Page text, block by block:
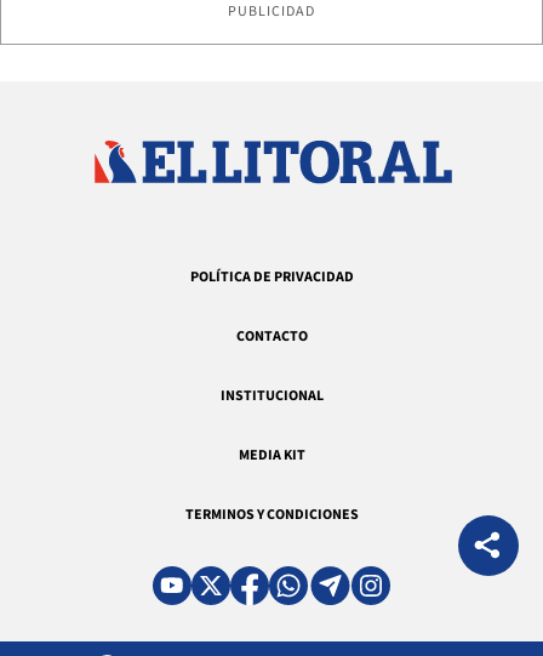
PUBLICIDAD
POLÍTICA DE PRIVACIDAD
CONTACTO
INSTITUCIONAL
MEDIA KIT
TERMINOS Y CONDICIONES